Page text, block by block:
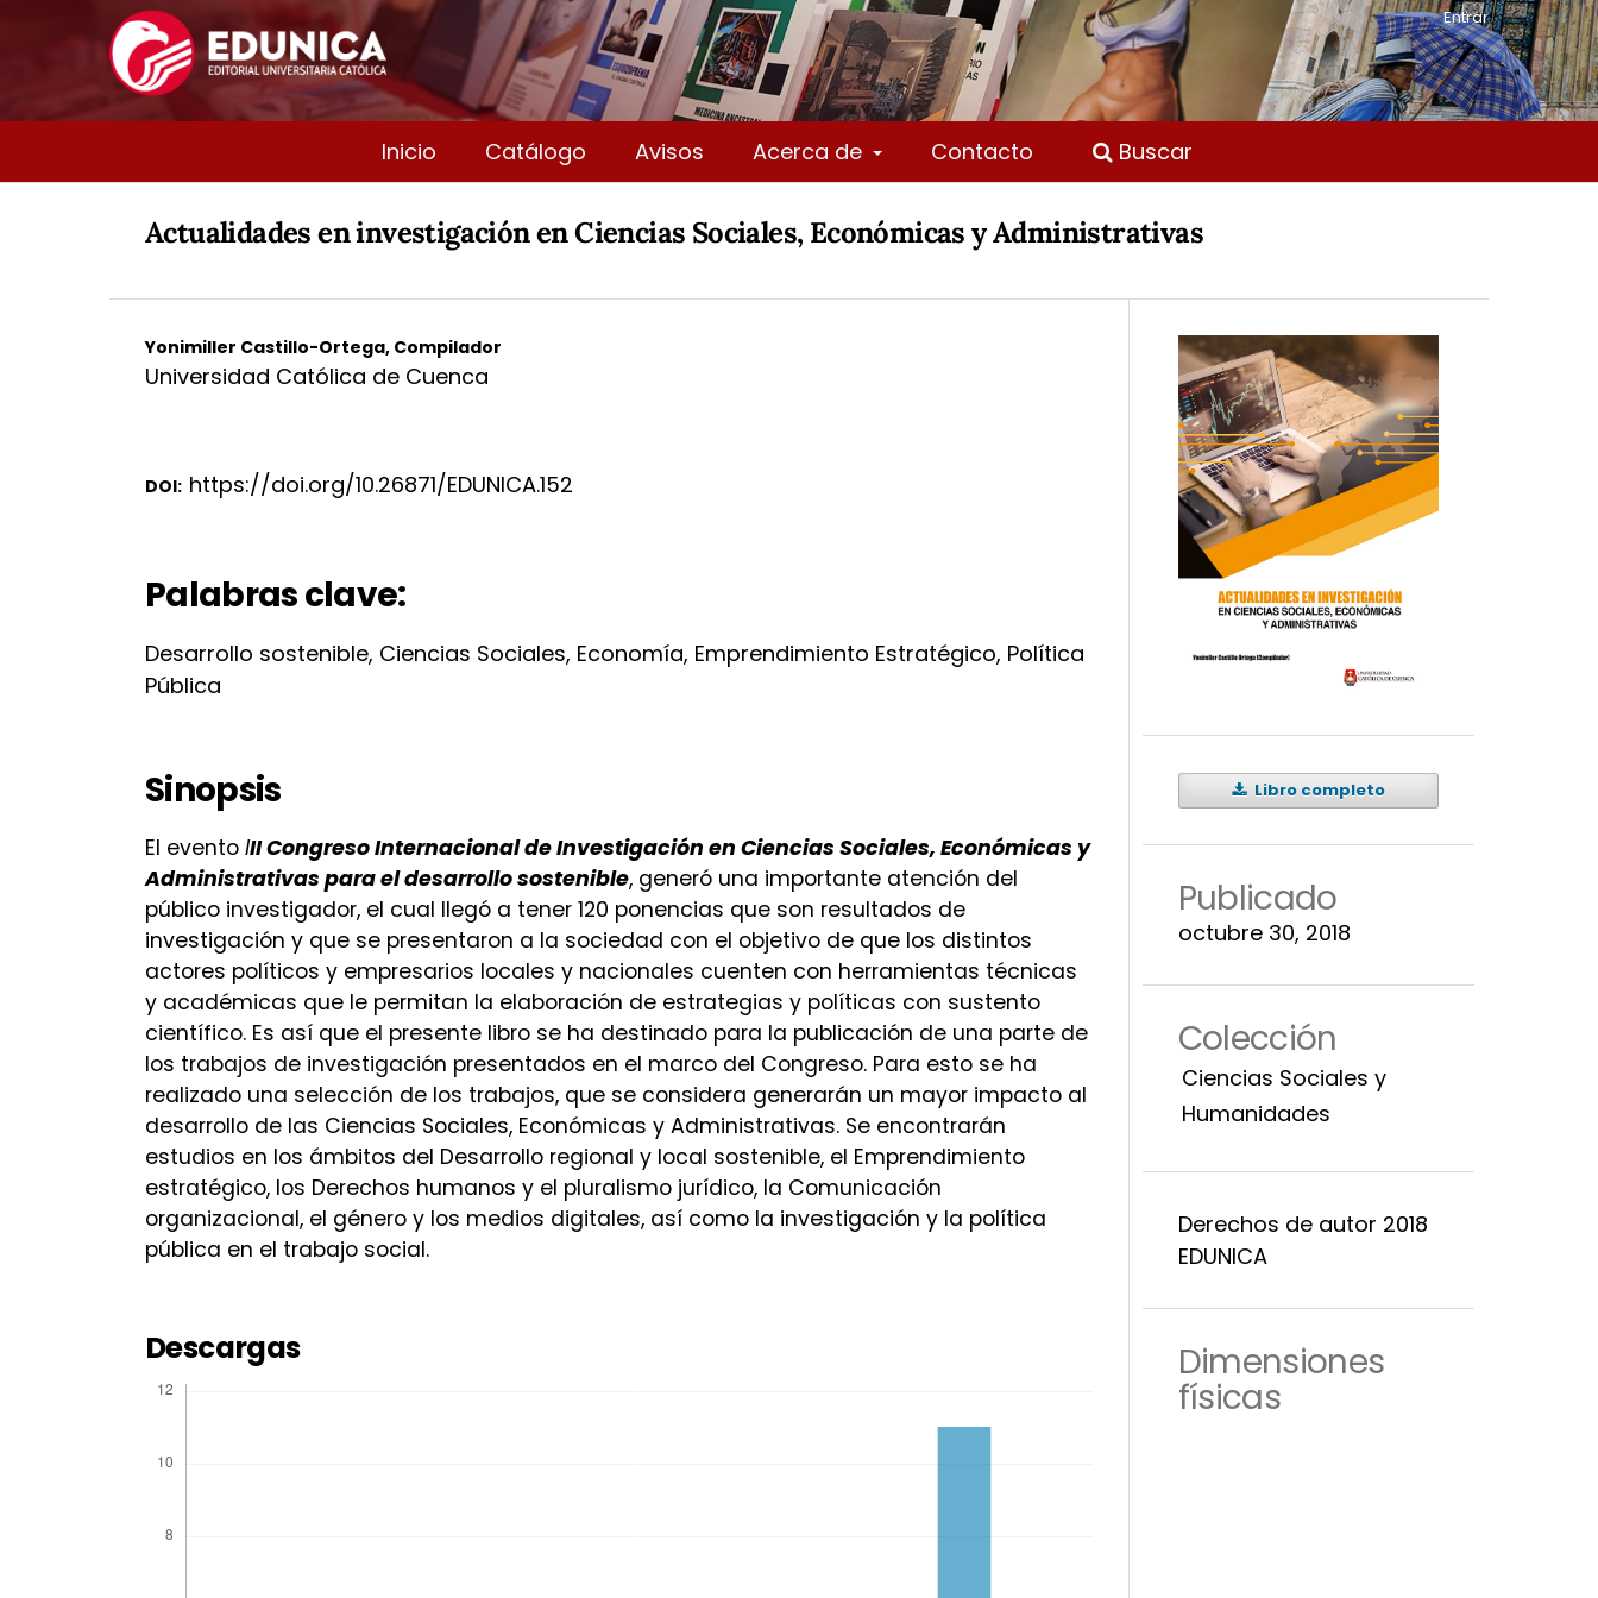
Inicio Catálogo Avisos Acerca de Contacto Buscar
Entrar
Actualidades en investigación en Ciencias Sociales, Económicas y Administrativas
Yonimiller Castillo-Ortega, Compilador
Universidad Católica de Cuenca
DOI: https://doi.org/10.26871/EDUNICA.152
Palabras clave:
Desarrollo sostenible, Ciencias Sociales, Economía, Emprendimiento Estratégico, Política
Pública
Sinopsis
El evento III Congreso Internacional de Investigación en Ciencias Sociales, Económicas y
Administrativas para el desarrollo sostenible, generó una importante atención del
público investigador, el cual llegó a tener 120 ponencias que son resultados de
investigación y que se presentaron a la sociedad con el objetivo de que los distintos
actores políticos y empresarios locales y nacionales cuenten con herramientas técnicas
y académicas que le permitan la elaboración de estrategias y políticas con sustento
científico. Es así que el presente libro se ha destinado para la publicación de una parte de
los trabajos de investigación presentados en el marco del Congreso. Para esto se ha
realizado una selección de los trabajos, que se considera generarán un mayor impacto al
desarrollo de las Ciencias Sociales, Económicas y Administrativas. Se encontrarán
estudios en los ámbitos del Desarrollo regional y local sostenible, el Emprendimiento
estratégico, los Derechos humanos y el pluralismo jurídico, la Comunicación
organizacional, el género y los medios digitales, así como la investigación y la política
pública en el trabajo social.
Descargas
Libro completo
Publicado
octubre 30, 2018
Colección
Ciencias Sociales y
Humanidades
Derechos de autor 2018
EDUNICA
Dimensiones
físicas